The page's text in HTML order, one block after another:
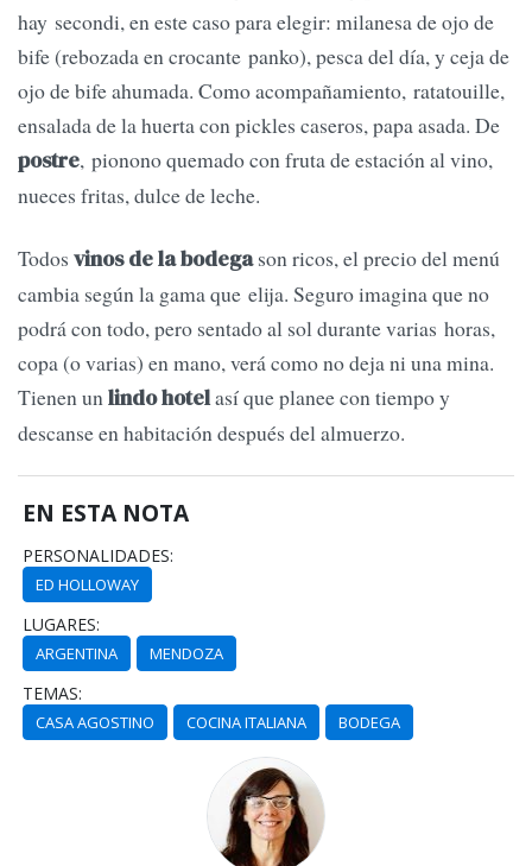
hay secondi, en este caso para elegir: milanesa de ojo de
bife (rebozada en crocante panko), pesca del día, y ceja de
ojo de bife ahumada. Como acompañamiento, ratatouille,
ensalada de la huerta con pickles caseros, papa asada. De
postre, pionono quemado con fruta de estación al vino,
nueces fritas, dulce de leche.
Todos vinos de la bodegason ricos, el precio del menú
cambia según la gama que elija. Seguro imagina que no
podrá con todo, pero sentado al sol durante varias horas,
copa (o varias) en mano, verá como no deja ni una mina.
Tienen unlindo hotelasí que planee con tiempo y
descanse en habitación después del almuerzo.
EN ESTA NOTA
PERSONALIDADES:
ED HOLLOWAY
LUGARES:
ARGENTINA MENDOZA
TEMAS:
CASA AGOSTINO COCINA ITALIANA BODEGA